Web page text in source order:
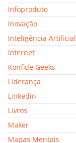
Infoproduto
Inovação
Inteligência Artificial
Internet
Konfide Geeks
Liderança
Linkedin
Livros
Maker
Mapas Mentais